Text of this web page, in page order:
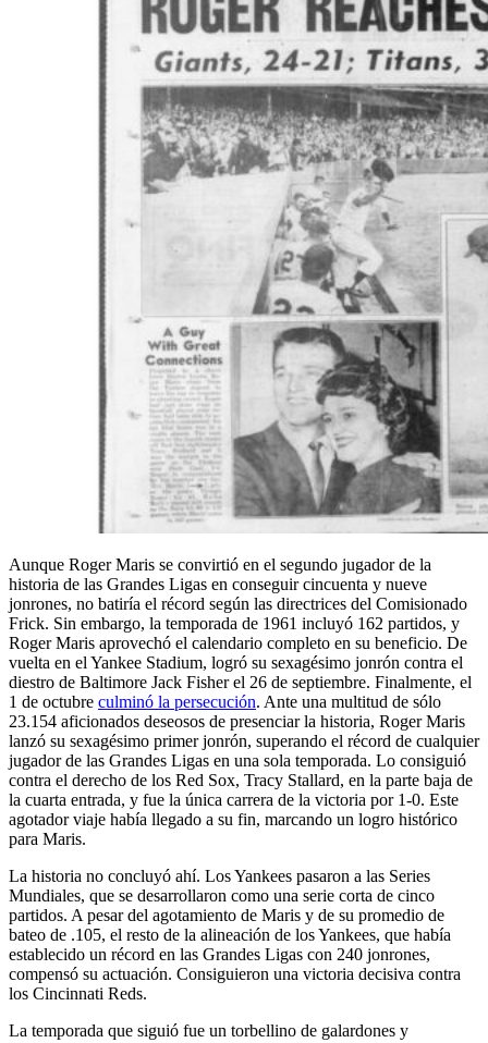
Aunque Roger Maris se convirtió en el segundo jugador de la
historia de las Grandes Ligas en conseguir cincuenta y nueve
jonrones, no batiría el récord según las directrices del Comisionado
Frick. Sin embargo, la temporada de 1961 incluyó 162 partidos, y
Roger Maris aprovechó el calendario completo en su beneficio. De
vuelta en el Yankee Stadium, logró su sexagésimo jonrón contra el
diestro de Baltimore Jack Fisher el 26 de septiembre. Finalmente, el
1 de octubre culminó la persecución. Ante una multitud de sólo
23.154 aficionados deseosos de presenciar la historia, Roger Maris
lanzó su sexagésimo primer jonrón, superando el récord de cualquier
jugador de las Grandes Ligas en una sola temporada. Lo consiguió
contra el derecho de los Red Sox, Tracy Stallard, en la parte baja de
la cuarta entrada, y fue la única carrera de la victoria por 1-0. Este
agotador viaje había llegado a su fin, marcando un logro histórico
para Maris.
La historia no concluyó ahí. Los Yankees pasaron a las Series
Mundiales, que se desarrollaron como una serie corta de cinco
partidos. A pesar del agotamiento de Maris y de su promedio de
bateo de .105, el resto de la alineación de los Yankees, que había
establecido un récord en las Grandes Ligas con 240 jonrones,
compensó su actuación. Consiguieron una victoria decisiva contra
los Cincinnati Reds.
La temporada que siguió fue un torbellino de galardones y